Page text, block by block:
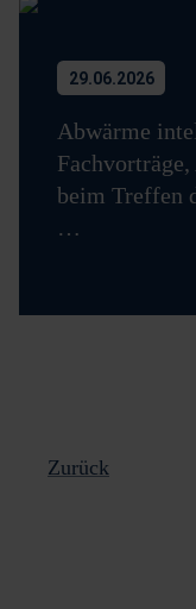
29.06.2026
Abwärme
beim Treffen
…
Zurück